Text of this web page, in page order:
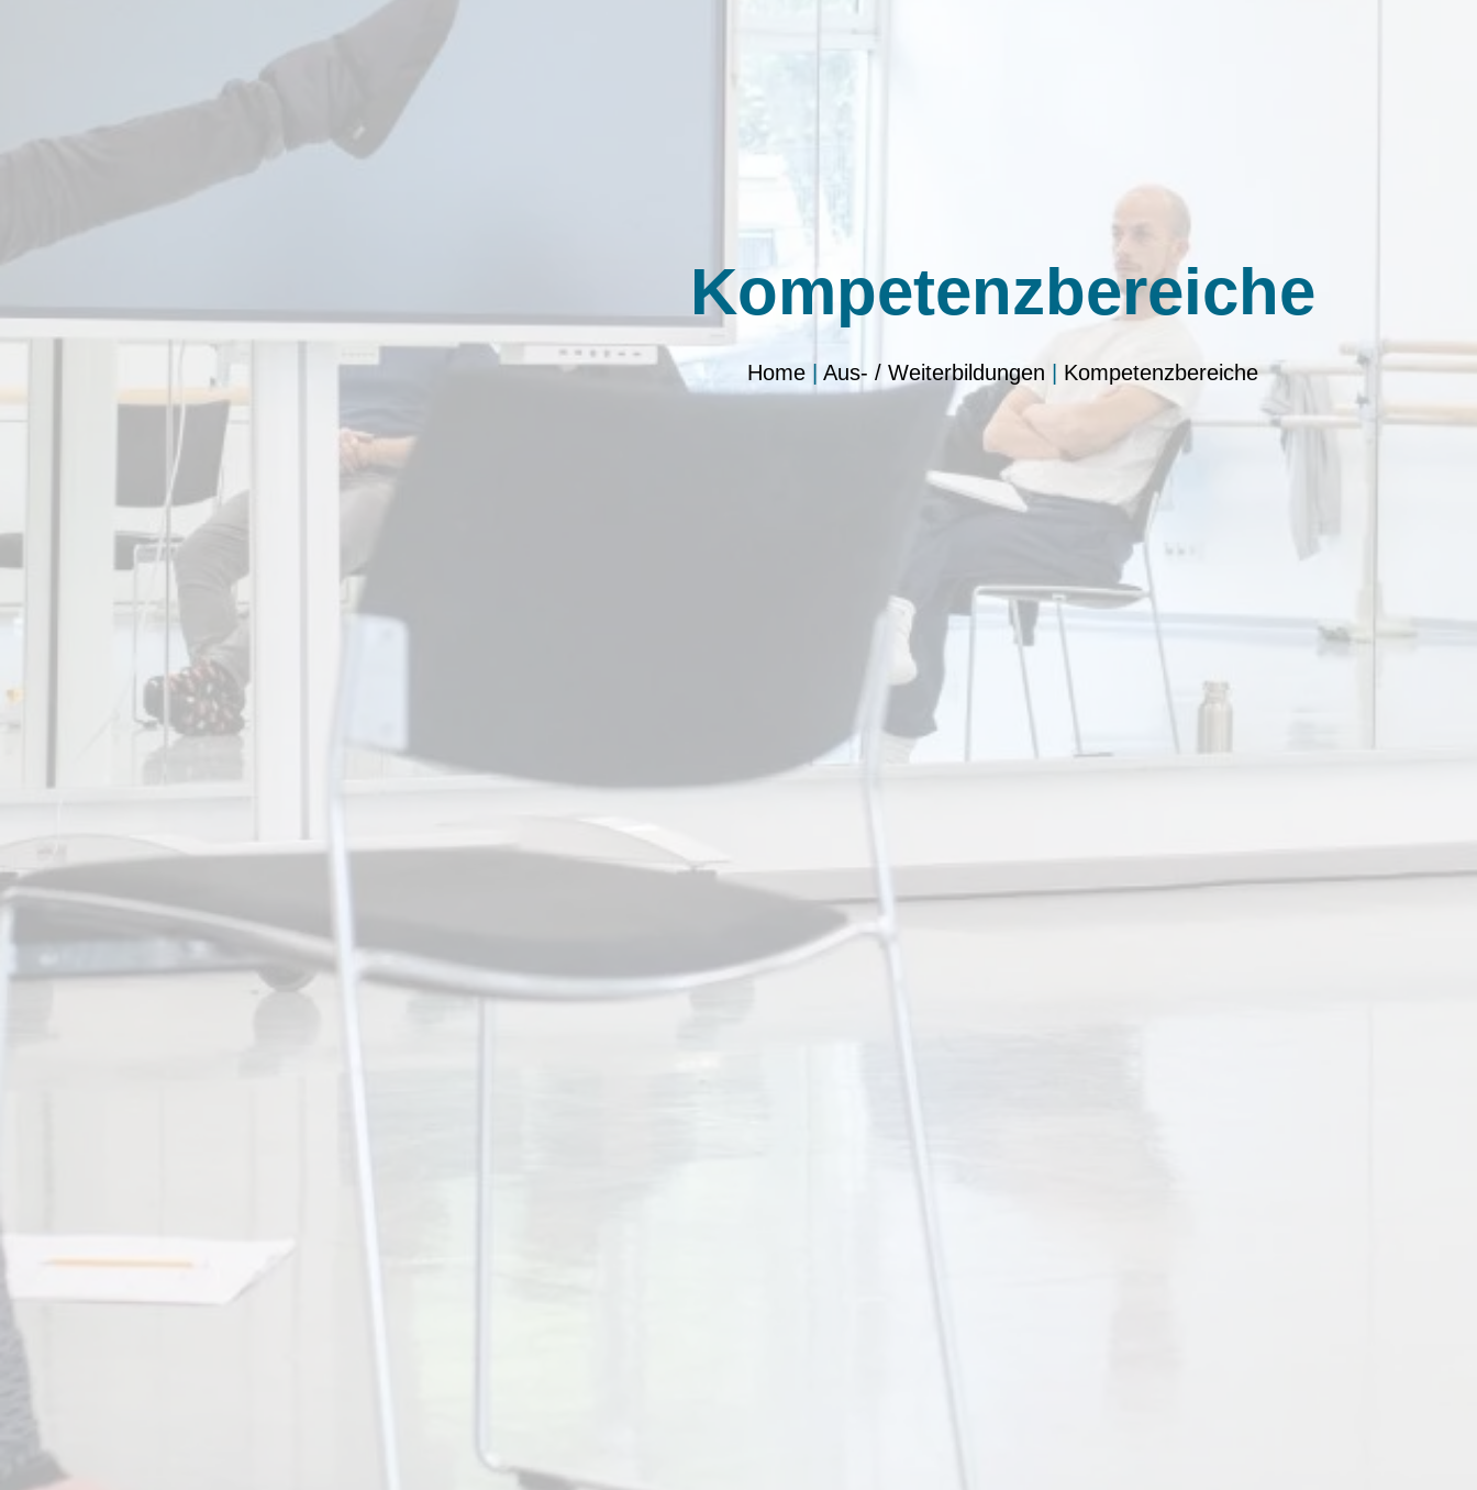
Kompetenzbereiche
Home| Aus- / Weiterbildungen Kompetenzbereiche